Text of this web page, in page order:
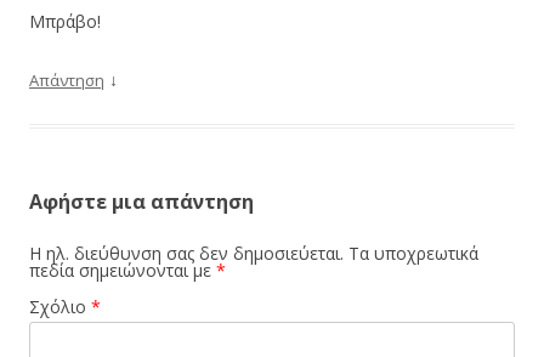
Μπράβο!
Απάντηση ↓
Αφήστε μια απάντηση
Η ηλ. διεύθυνση σας δεν δημοσιεύεται. Τα υποχρεωτικά
πεδία σημειώνονται με *
Σχόλιο *